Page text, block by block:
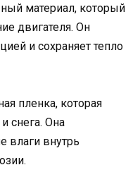
материал, который
двигателя. Он
и сохраняет тепло
пленка, которая
снега. Она
влаги внутрь